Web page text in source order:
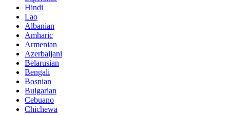
Hindi
Lao
Albanian
Amharic
Armenian
Azerbaijani
Belarusian
Bengali
Bosnian
Bulgarian
Cebuano
Chichewa